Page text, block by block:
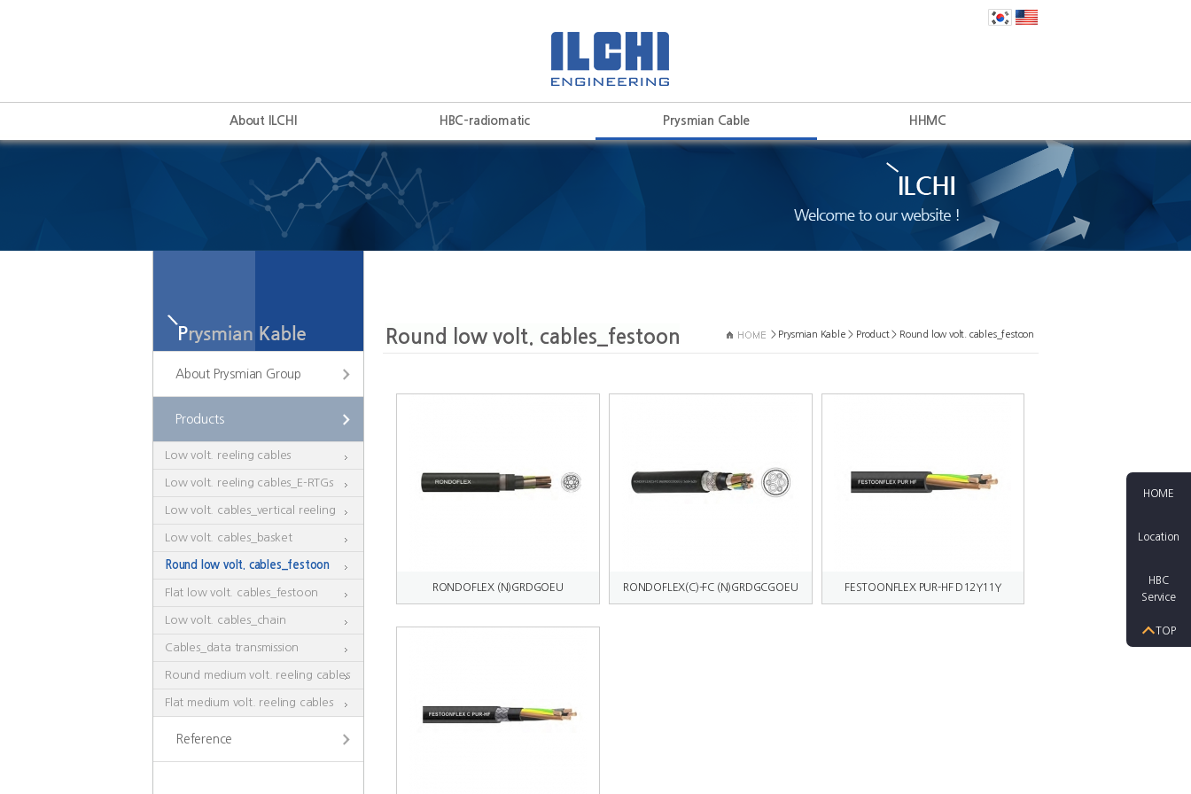
HOME
Location
HBC
Service
TOP
About ILCHI HBC-radiomatic Prysmian Cable HHMC
About Prysmian Group
Products
Low volt. reeling cables
Low volt. reeling cables_E-RTGs
Low volt. cables_vertical reeling
Low volt. cables_basket
Round low volt. cables_festoon
Flat low volt. cables_festoon
Low volt. cables_chain
Cables_data transmission
Round medium volt. reeling cables
Flat medium volt. reeling cables
Reference
> Prysmian Kable > Product > Round low volt. cables_festoon
RONDOFLEX (N)GRDGOEU RONDOFLEX(C)-FC (N)GRDGCGOEU FESTOONFLEX PUR-HF D12Y11Y